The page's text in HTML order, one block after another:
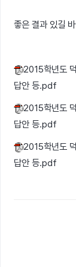
좋은 결과 있길
2015학년도
답안 등.pdf
2015학년도
답안 등.pdf
2015학년도
답안 등.pdf